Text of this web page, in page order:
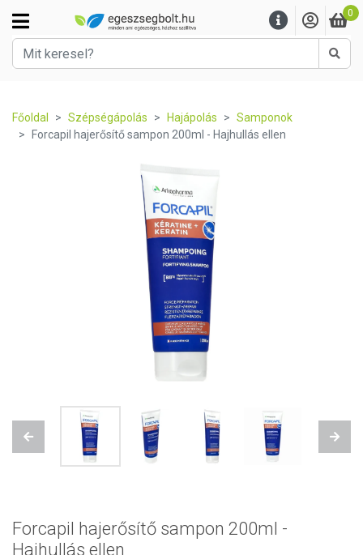
0
Főoldal Szépségápolás Hajápolás
Samponok
Forcapil hajerősítő sampon 200ml - Hajhullás ellen
Previous Next
Forcapil hajerősítő sampon 200ml -
Hajhullás ellen